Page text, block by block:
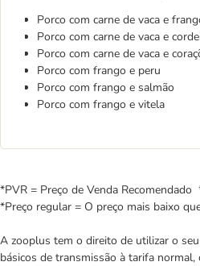
Porco com carne de vaca e
Porco com carne de vaca e
Porco com carne de vaca e
Porco com frango e peru
Porco com frango e salmão
Porco com frango e vitela
*PVR = Preço de Venda Recomendado
*Preço regular = O preço mais baixo
A zooplus tem o direito de utilizar o
básicos de transmissão à tarifa